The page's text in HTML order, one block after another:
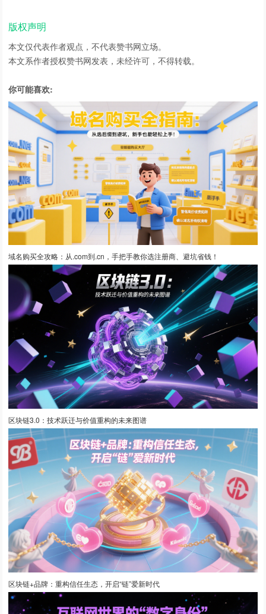
版权声明
本文仅代表作者观点，不代表赞书网立场。
本文系作者授权赞书网发表，未经许可，不得转载。
你可能喜欢:
域名购买全攻略：从.com到.cn，手把手教你选注册商、避坑省钱！
区块链3.0：技术跃迁与价值重构的未来图谱
区块链+品牌：重构信任生态，开启“链”爱新时代